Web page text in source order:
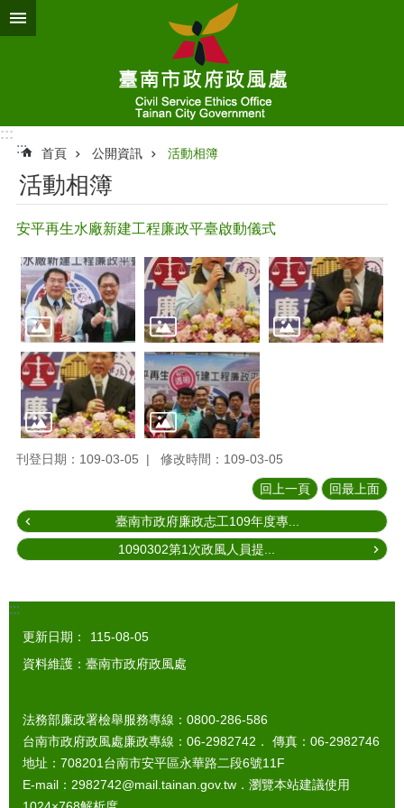
跳到主要內容區塊
:::
:::
首頁 公開資訊 活動相簿
活動相簿
安平再生水廠新建工程廉政平臺啟動儀式
刊登日期：109-03-05 修改時間：109-03-05
回上一頁 回最上面
臺南市政府廉政志工109年度專...
1090302第1次政風人員提...
:::
更新日期：
115-08-05
資料維護：臺南市政府政風處
法務部廉政署檢舉服務專線：0800-286-586
台南市政府政風處廉政專線：06-2982742． 傳真：06-2982746
地址：708201台南市安平區永華路二段6號11F
E-mail：2982742@mail.tainan.gov.tw．瀏覽本站建議使用